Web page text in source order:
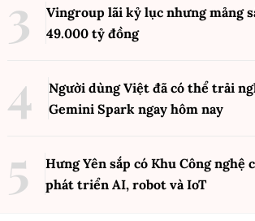
Vingroup lãi kỷ lục nhưng mảng
49.000 tỷ đồng
Người dùng Việt đã có thể trải
Gemini Spark ngay hôm nay
Hưng Yên sắp có Khu Công nghệ
phát triển AI, robot và IoT